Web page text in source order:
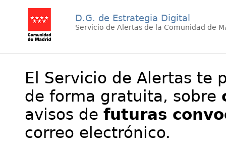
D.G. de Estrategia Digital
Servicio de Alertas de la Comunidad de
El Servicio de Alertas te
de forma gratuita, sobre
avisos de futuras
correo electrónico.